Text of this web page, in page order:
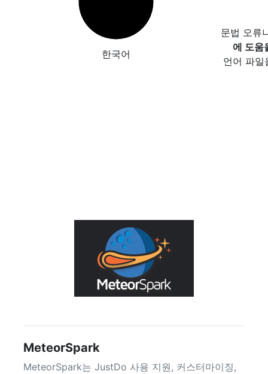
한국어
문법 오류
에 도움
언어 파일
MeteorSpark
MeteorSpark는 JustDo 사용 지원, 커스터마이징,